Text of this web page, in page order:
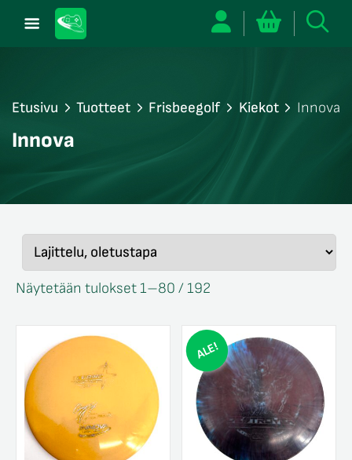
Etusivu Tuotteet Frisbeegolf Kiekot Innova
Innova
Näytetään tulokset 1–80 / 192
ALE!